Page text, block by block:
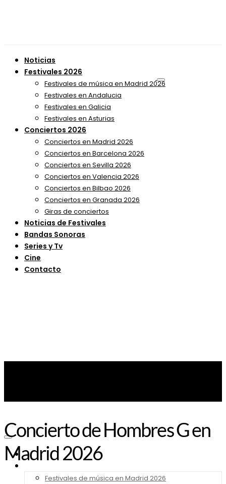
Noticias
Festivales 2026
Festivales de música en Madrid 2026
Festivales en Andalucia
Festivales en Galicia
Festivales en Asturias
Conciertos 2026
Conciertos en Madrid 2026
Conciertos en Barcelona 2026
Conciertos en Sevilla 2026
Conciertos en Valencia 2026
Conciertos en Bilbao 2026
Conciertos en Granada 2026
Giras de conciertos
Noticias de Festivales
Bandas Sonoras
Series y Tv
Cine
Contacto
Noticias
Festivales de música en Madrid 2026
Concierto de Hombres G en
Madrid 2026